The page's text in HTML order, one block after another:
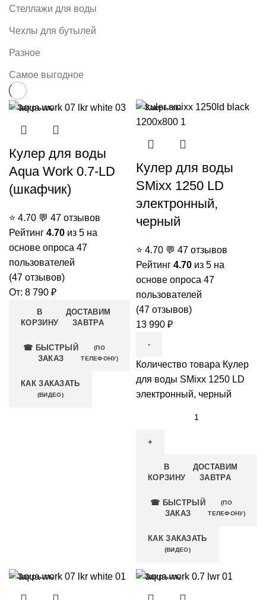
Стеллажи для воды
Чехлы для бутылей
Разное
Самое выгодное
Закрыть
Кулер для воды
Aqua Work 0.7-LD
(шкафчик)
⭐ 4.70 💬 47 отзывов
Рейтинг 4.70 из 5 на
основе опроса 47
пользователей
(47 отзывов)
От: 8 790 ₽
В
КОРЗИНУ
ДОСТАВИМ
ЗАВТРА
☎ БЫСТРЫЙ
ЗАКАЗ
(ПО
ТЕЛЕФОНУ)
КАК ЗАКАЗАТЬ
(ВИДЕО)
Закрыть
Кулер для воды
SMixx 1250 LD
электронный,
черный
⭐ 4.70 💬 47 отзывов
Рейтинг 4.70 из 5 на
основе опроса 47
пользователей
(47 отзывов)
13 990 ₽
Количество товара Кулер
для воды SMixx 1250 LD
электронный, черный
В
КОРЗИНУ
ДОСТАВИМ
ЗАВТРА
☎ БЫСТРЫЙ
ЗАКАЗ
(ПО
ТЕЛЕФОНУ)
КАК ЗАКАЗАТЬ
(ВИДЕО)
Закрыть Закрыть